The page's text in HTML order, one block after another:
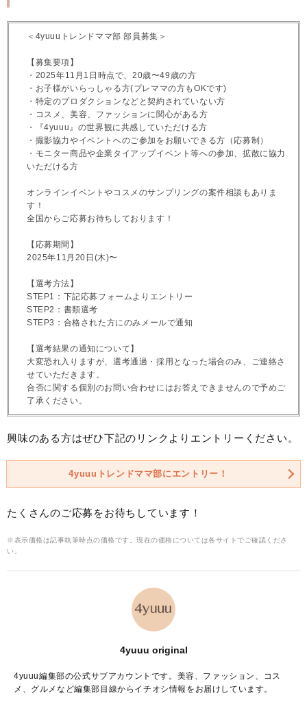
＜4yuuuトレンドママ部 部員募集＞
【募集要項】
・2025年11月1日時点で、20歳〜49歳の方
・お子様がいらっしゃる方(プレママの方もOKです)
・特定のプロダクションなどと契約されていない方
・コスメ、美容、ファッションに関心がある方
・『4yuuu』の世界観に共感していただける方
・撮影協力やイベントへのご参加をお願いできる方（応募制）
・モニター商品や企業タイアップイベント等への参加、拡散に協力
いただける方
オンラインイベントやコスメのサンプリングの案件相談もありま
す！
全国からご応募お待ちしております！
【応募期間】
2025年11月20日(木)〜
【選考方法】
STEP1：下記応募フォームよりエントリー
STEP2：書類選考
STEP3：合格された方にのみメールで通知
【選考結果の通知について】
大変恐れ入りますが、選考通過・採用となった場合のみ、ご連絡さ
せていただきます。
合否に関する個別のお問い合わせにはお答えできませんので予めご
了承ください。
興味のある方はぜひ下記のリンクよりエントリーください。
4yuuuトレンドママ部にエントリー！
たくさんのご応募をお待ちしています！
※表示価格は記事執筆時点の価格です。現在の価格については各サイトでご確認くださ
い。
4yuuu original
4yuuu編集部の公式サブアカウントです。美容、ファッション、コス
メ、グルメなど編集部目線からイチオシ情報をお届けしています。